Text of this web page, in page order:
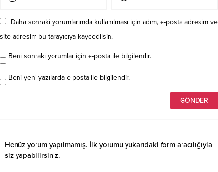
Daha sonraki yorumlarımda kullanılması için adım, e-posta adresim ve
site adresim bu tarayıcıya kaydedilsin.
Beni sonraki yorumlar için e-posta ile bilgilendir.
Beni yeni yazılarda e-posta ile bilgilendir.
Henüz yorum yapılmamış. İlk yorumu yukarıdaki form aracılığıyla
siz yapabilirsiniz.